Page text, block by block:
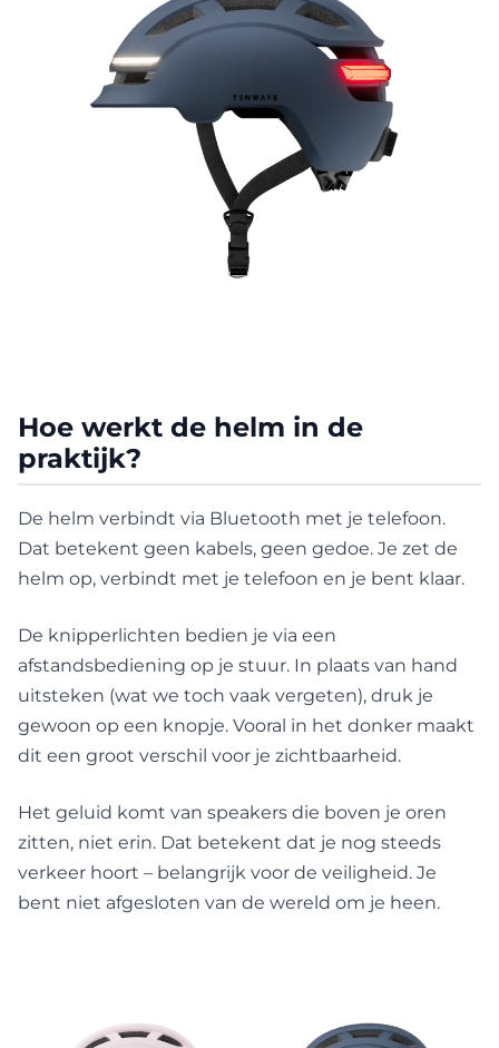
Hoe werkt de helm in de
praktijk?
De helm verbindt via Bluetooth met je telefoon.
Dat betekent geen kabels, geen gedoe. Je zet de
helm op, verbindt met je telefoon en je bent klaar.
De knipperlichten bedien je via een
afstandsbediening op je stuur. In plaats van hand
uitsteken (wat we toch vaak vergeten), druk je
gewoon op een knopje. Vooral in het donker maakt
dit een groot verschil voor je zichtbaarheid.
Het geluid komt van speakers die boven je oren
zitten, niet erin. Dat betekent dat je nog steeds
verkeer hoort – belangrijk voor de veiligheid. Je
bent niet afgesloten van de wereld om je heen.